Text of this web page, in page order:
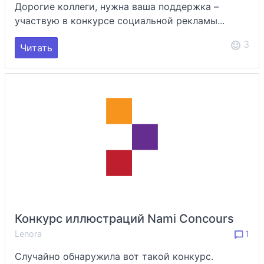
Дорогие коллеги, нужна ваша поддержка –
участвую в конкурсе социальной рекламы...
Читать 3
Конкурс иллюстраций Nami Concours
Lenora 1
Случайно обнаружила вот такой конкурс.